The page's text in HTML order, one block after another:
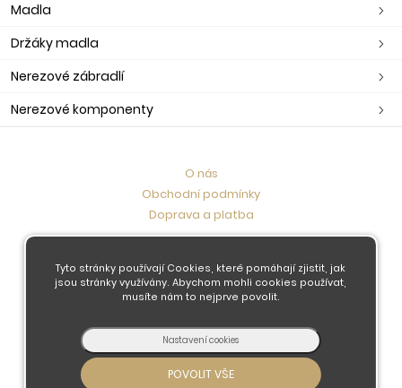
Madla
Držáky madla
Nerezové zábradlí
Nerezové komponenty
O nás
Obchodní podmínky
Doprava a platba
Kontaktujte nás
© 2026 - Developed by Insions.r.o. & Liberec
Tyto stránky používají Cookies, které pomáhají zjistit, jak
jsou stránky využívány. Abychom mohli cookies používat,
musíte nám to nejprve povolit.